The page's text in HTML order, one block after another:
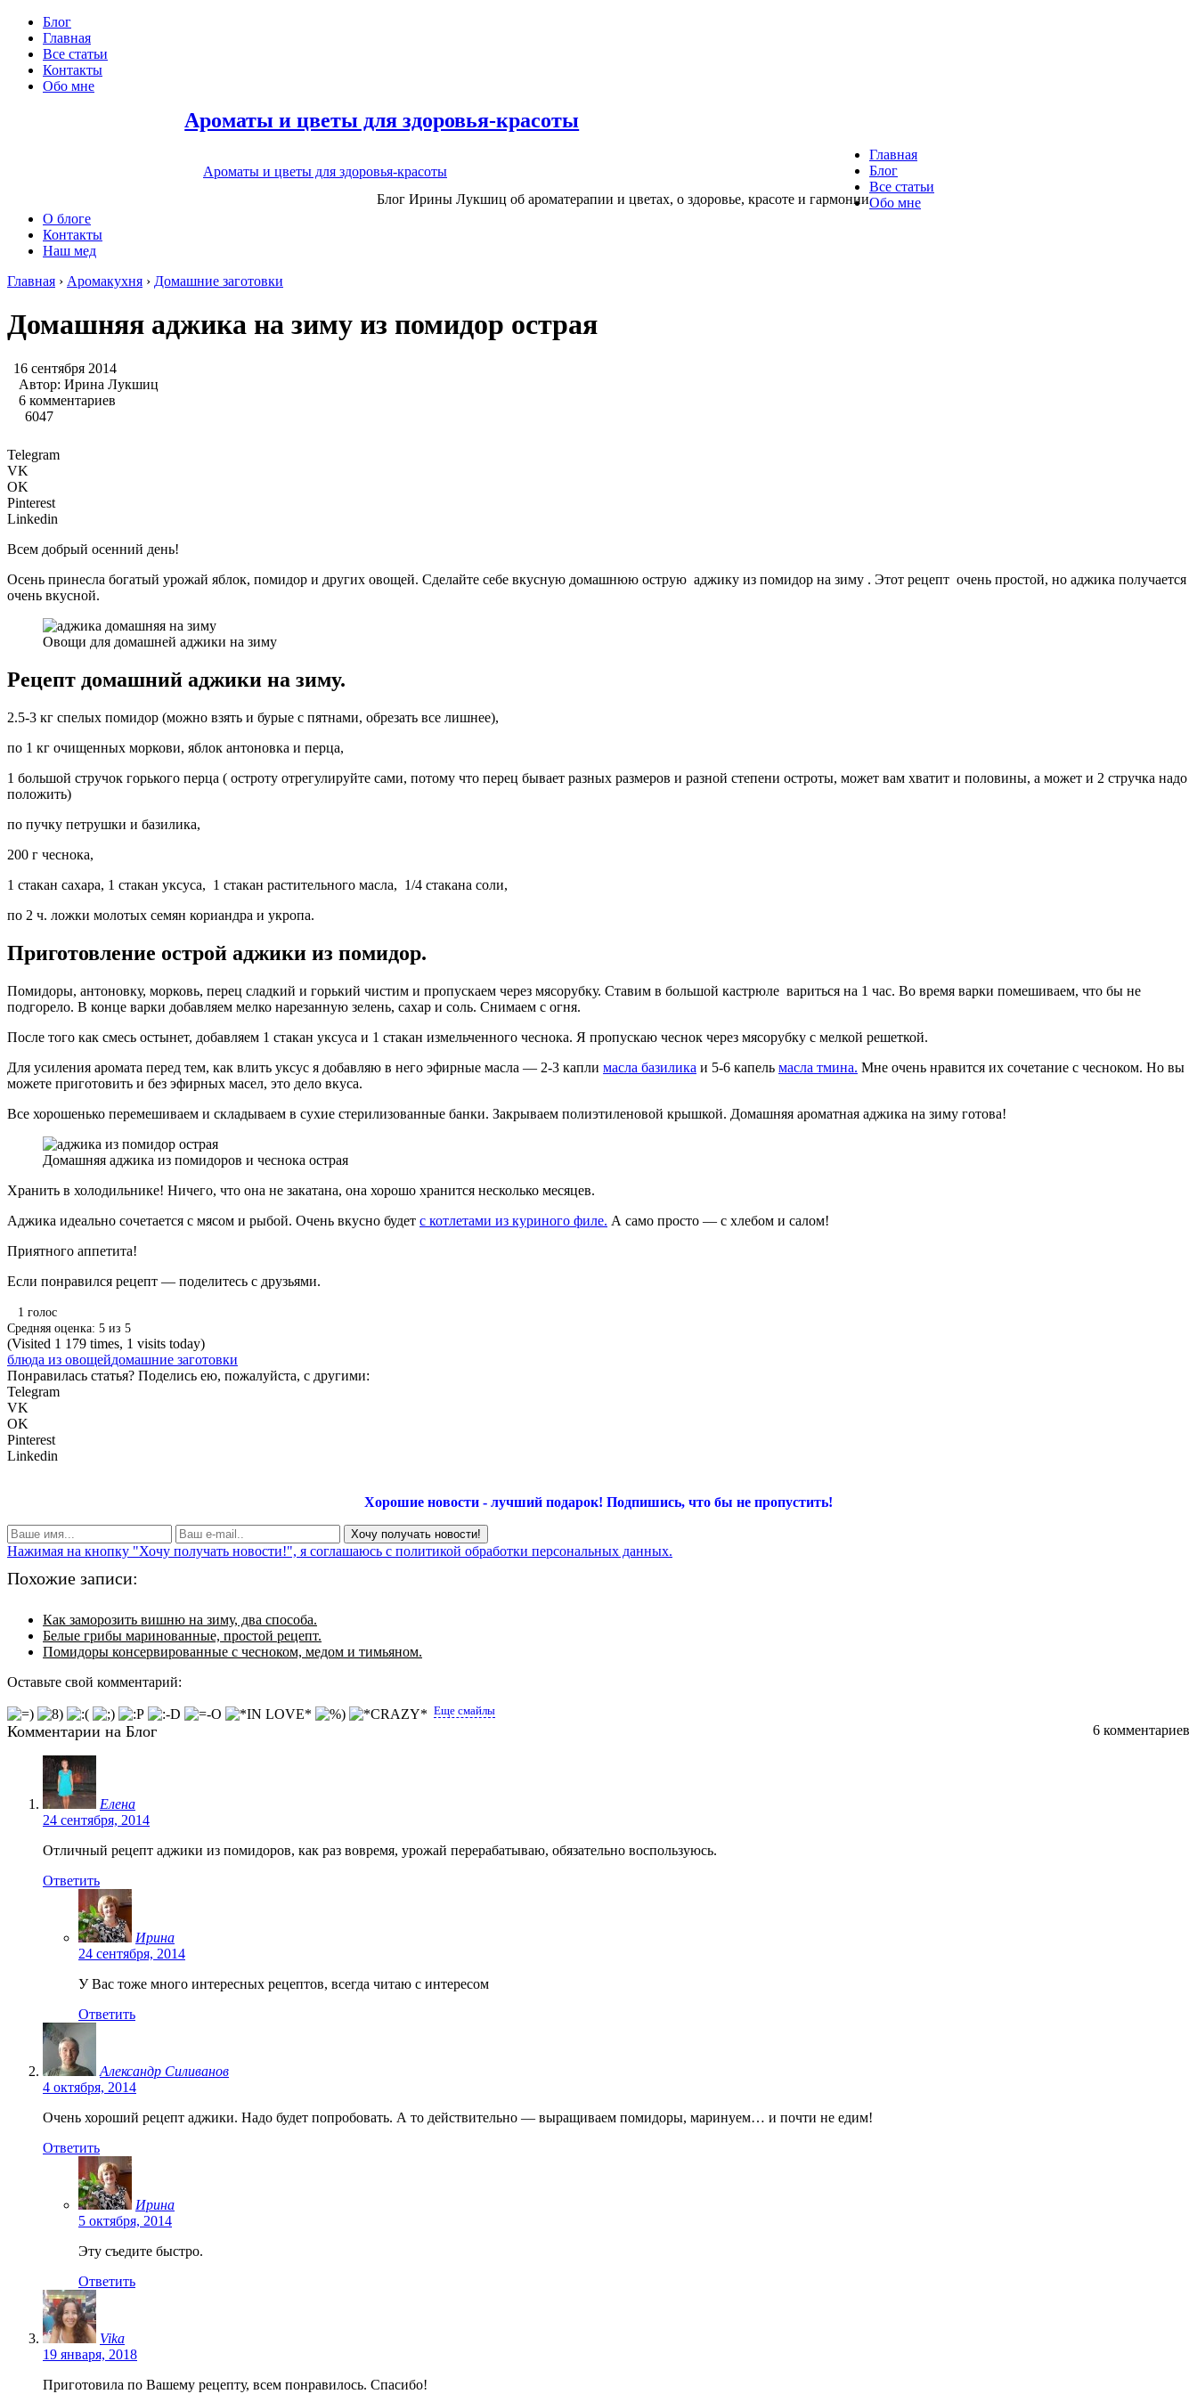
Блог
Главная
Все статьи
Контакты
Обо мне
Ароматы и цветы для здоровья-красоты
Ароматы и цветы для здоровья-красоты
Блог Ирины Лукшиц об ароматерапии и цветах, о здоровье, красоте и гармонии
Главная
Блог
Все статьи
Обо мне
О блоге
Контакты
Наш мед
Главная › Аромакухня › Домашние заготовки
Домашняя аджика на зиму из помидор острая
16 сентября 2014
Автор: Ирина Лукшиц
6 комментариев
6047
Telegram
VK
OK
Pinterest
Linkedin
Всем добрый осенний день!
Осень принесла богатый урожай яблок, помидор и других овощей. Сделайте себе вкусную домашнюю острую аджику из помидор на зиму . Этот рецепт очень простой, но аджика получается
очень вкусной.
Овощи для домашней аджики на зиму
Рецепт домашний аджики на зиму.
2.5-3 кг спелых помидор (можно взять и бурые с пятнами, обрезать все лишнее),
по 1 кг очищенных моркови, яблок антоновка и перца,
1 большой стручок горького перца ( остроту отрегулируйте сами, потому что перец бывает разных размеров и разной степени остроты, может вам хватит и половины, а может и 2 стручка надо
положить)
по пучку петрушки и базилика,
200 г чеснока,
1 стакан сахара, 1 стакан уксуса, 1 стакан растительного масла, 1/4 стакана соли,
по 2 ч. ложки молотых семян кориандра и укропа.
Приготовление острой аджики из помидор.
Помидоры, антоновку, морковь, перец сладкий и горький чистим и пропускаем через мясорубку. Ставим в большой кастрюле вариться на 1 час. Во время варки помешиваем, что бы не
подгорело. В конце варки добавляем мелко нарезанную зелень, сахар и соль. Снимаем с огня.
После того как смесь остынет, добавляем 1 стакан уксуса и 1 стакан измельченного чеснока. Я пропускаю чеснок через мясорубку с мелкой решеткой.
Для усиления аромата перед тем, как влить уксус я добавляю в него эфирные масла — 2-3 капли масла базилика и 5-6 капель масла тмина. Мне очень нравится их сочетание с чесноком. Но вы
можете приготовить и без эфирных масел, это дело вкуса.
Все хорошенько перемешиваем и складываем в сухие стерилизованные банки. Закрываем полиэтиленовой крышкой. Домашняя ароматная аджика на зиму готова!
Домашняя аджика из помидоров и чеснока острая
Хранить в холодильнике! Ничего, что она не закатана, она хорошо хранится несколько месяцев.
Аджика идеально сочетается с мясом и рыбой. Очень вкусно будет с котлетами из куриного филе. А само просто — с хлебом и салом!
Приятного аппетита!
Если понравился рецепт — поделитесь с друзьями.
1 голос
Средняя оценка: 5 из 5
(Visited 1 179 times, 1 visits today)
блюда из овощейдомашние заготовки
Понравилась статья? Поделись ею, пожалуйста, с другими:
Telegram
VK
OK
Pinterest
Linkedin
Хорошие новости - лучший подарок! Подпишись, что бы не пропустить!
Нажимая на кнопку "Хочу получать новости!", я соглашаюсь с политикой обработки персональных данных.
Похожие записи:
Как заморозить вишню на зиму, два способа.
Белые грибы маринованные, простой рецепт.
Помидоры консервированные с чесноком, медом и тимьяном.
Оставьте свой комментарий:
Еще смайлы
Комментарии на Блог 6 комментариев
Елена
24 сентября, 2014
Отличный рецепт аджики из помидоров, как раз вовремя, урожай перерабатываю, обязательно воспользуюсь.
Ответить
Ирина
24 сентября, 2014
У Вас тоже много интересных рецептов, всегда читаю с интересом
Ответить
Александр Силиванов
4 октября, 2014
Очень хороший рецепт аджики. Надо будет попробовать. А то действительно — выращиваем помидоры, маринуем… и почти не едим!
Ответить
Ирина
5 октября, 2014
Эту съедите быстро.
Ответить
Vika
19 января, 2018
Приготовила по Вашему рецепту, всем понравилось. Спасибо!